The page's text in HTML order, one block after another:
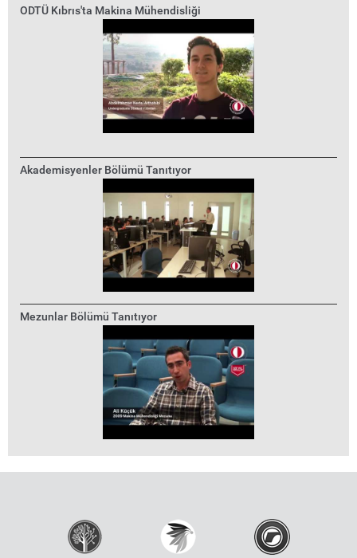
ODTÜ Kıbrıs'ta Makina Mühendisliği
Akademisyenler Bölümü Tanıtıyor
Mezunlar Bölümü Tanıtıyor